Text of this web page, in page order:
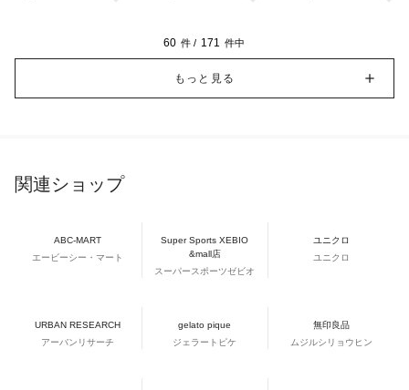
60 件 / 171 件中
もっと見る
関連ショップ
ABC-MART
エービーシー・マート
Super Sports XEBIO
&mall店
スーパースポーツゼビオ
ユニクロ
ユニクロ
URBAN RESEARCH
アーバンリサーチ
gelato pique
ジェラートピケ
無印良品
ムジルシリョウヒン